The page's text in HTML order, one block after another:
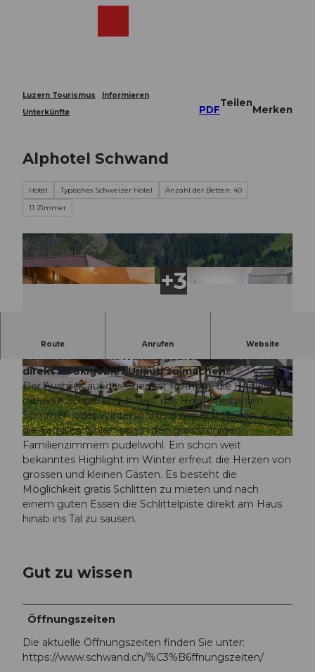
Luzern Tourismus
Informieren
Unterkünfte
PDF
Teilen
Merken
Alphotel Schwand
Hotel Typisches Schweizer Hotel
Anzahl der Betten: 40
11 Zimmer
S
k
i
h
ü
t
A
p
h
t
e
© Samuel Buettler, Samuel Buettler Photograp
hie
© Samuel Buettler, Samuel Buettler Photograp
hie
Route Anrufen Website
Ferien machen im Alphotel Schwand bedeutet im
Sommer direkt im Wandergebiet und im Winter
direkt im Skigebiet Urlaub zu machen.
Der Ausblick auf das Brienzer Rothorn, die Hagleren
oder die Schrattenfluh lässt das Herz eines jeden
Sommer- oder Wintersportlers höher schlagen. Auch
die Familien fühlen sich in den grosszügigen
Familienzimmern pudelwohl. Ein schon weit
bekanntes Highlight im Winter erfreut die Herzen von
grossen und kleinen Gästen. Es besteht die
Möglichkeit gratis Schlitten zu mieten und nach
einem guten Essen die Schlittelpiste direkt am Haus
hinab ins Tal zu sausen.
Gut zu wissen
Öffnungszeiten
Die aktuelle Öffnungszeiten finden Sie unter:
https://www.schwand.ch/%C3%B6ffnungszeiten/